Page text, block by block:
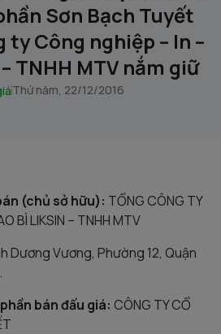
Sơn Bạch Tuyết
ty Công nghiệp – In –
TNHH MTV nắm giữ
Thứ năm, 22/12/2016
(chủ sở hữu): TỔNG CÔNG TY
BÌ LIKSIN – TNHH MTV
Dương Vương, Phường 12, Quận
bán đấu giá: CÔNG TY CỔ